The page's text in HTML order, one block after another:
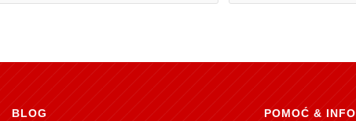
BLOG POMOĆ & INFO